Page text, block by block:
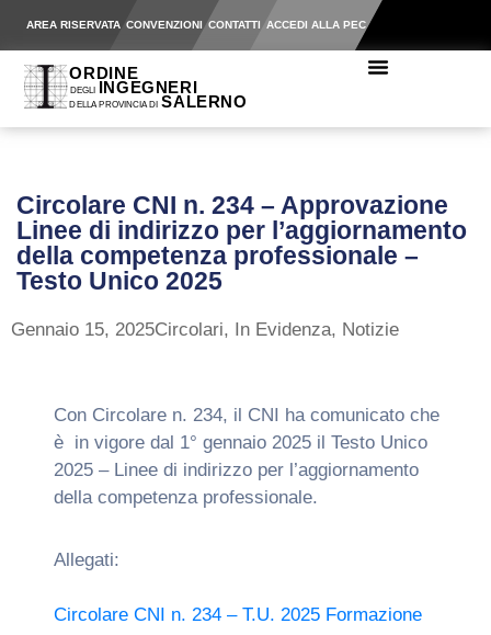
AREA RISERVATA CONVENZIONI CONTATTI ACCEDI ALLA PEC
Circolare CNI n. 234 – Approvazione
Linee di indirizzo per l’aggiornamento
della competenza professionale –
Testo Unico 2025
Gennaio 15, 2025Circolari, In Evidenza, Notizie
Con Circolare n. 234, il CNI ha comunicato che
è in vigore dal 1° gennaio 2025 il Testo Unico
2025 – Linee di indirizzo per l’aggiornamento
della competenza professionale.
Allegati:
Circolare CNI n. 234 – T.U. 2025 Formazione